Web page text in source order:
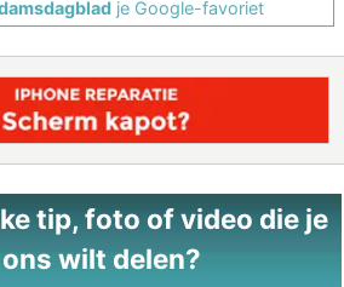
je Google-favoriet
tip, foto of video die je
wilt delen?